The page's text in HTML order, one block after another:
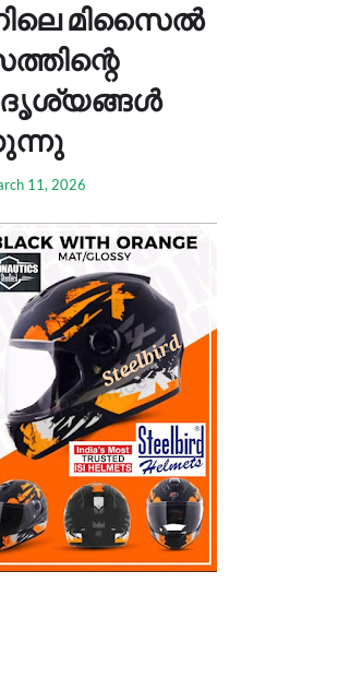
മിസൈല്‍
11, 2026